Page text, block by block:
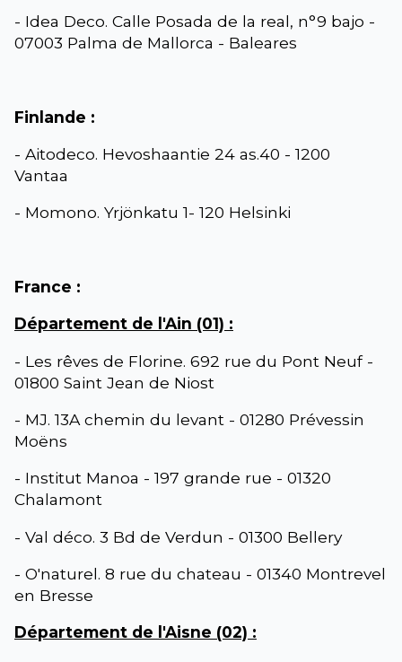
- Idea Deco. Calle Posada de la real, n°9 bajo -
07003 Palma de Mallorca - Baleares
Finlande :
- Aitodeco. Hevoshaantie 24 as.40 - 1200
Vantaa
- Momono. Yrjönkatu 1- 120 Helsinki
France :
Département de l'Ain (01) :
- Les rêves de Florine. 692 rue du Pont Neuf -
01800 Saint Jean de Niost
- MJ. 13A chemin du levant - 01280 Prévessin
Moëns
- Institut Manoa - 197 grande rue - 01320
Chalamont
- Val déco. 3 Bd de Verdun - 01300 Bellery
- O'naturel. 8 rue du chateau - 01340 Montrevel
en Bresse
Département de l'Aisne (02) :